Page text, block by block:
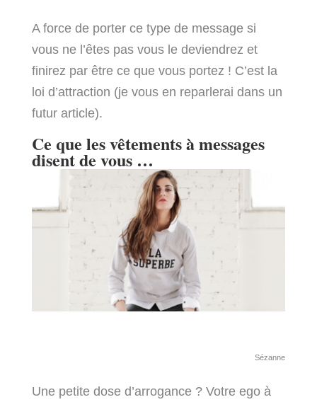
A force de porter ce type de message si
vous ne l’êtes pas vous le deviendrez et
finirez par être ce que vous portez ! C’est la
loi d’attraction (je vous en reparlerai dans un
futur article).
Ce que les vêtements à messages
disent de vous …
Sézanne
Une petite dose d’arrogance ? Votre ego à